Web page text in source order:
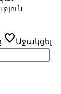
favoriteԱջակցել